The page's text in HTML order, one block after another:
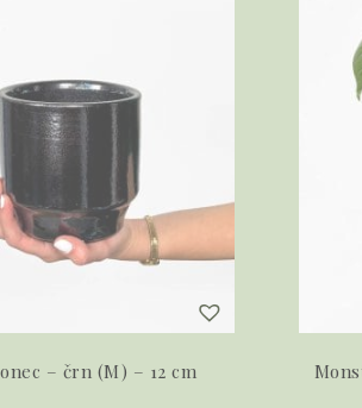
– črn (M) – 12 cm